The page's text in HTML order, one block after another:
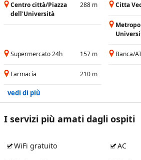
Centro città/Piazza
dell'Università
288 m Citta
Supermercato 24h 157 m Banca/
Farmacia 210 m
vedi di più
I servizi più amati dagli ospiti
WiFi gratuito
AC